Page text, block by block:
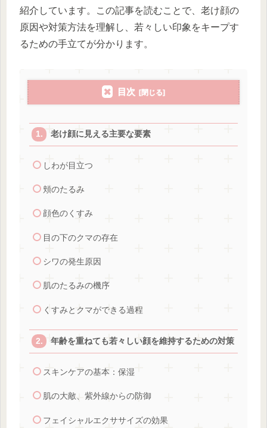
紹介しています。この記事を読むことで、老け顔の
原因や対策方法を理解し、若々しい印象をキープす
るための手立てが分かります。
目次
老け顔に見える主要な要素
しわが目立つ
頬のたるみ
顔色のくすみ
目の下のクマの存在
シワの発生原因
肌のたるみの機序
くすみとクマができる過程
年齢を重ねても若々しい顔を維持するための対策
スキンケアの基本：保湿
肌の大敵、紫外線からの防御
フェイシャルエクササイズの効果